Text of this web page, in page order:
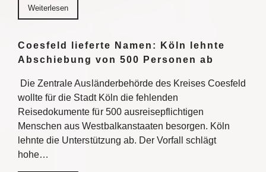
Weiterlesen
Coesfeld lieferte Namen: Köln lehnte
Abschiebung von 500 Personen ab
Die Zentrale Ausländerbehörde des Kreises Coesfeld
wollte für die Stadt Köln die fehlenden
Reisedokumente für 500 ausreisepflichtigen
Menschen aus Westbalkanstaaten besorgen. Köln
lehnte die Unterstützung ab. Der Vorfall schlägt
hohe…